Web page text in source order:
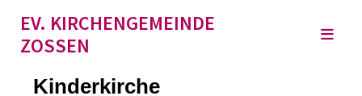
EV. KIRCHENGEMEINDE
ZOSSEN
Kinderkirche